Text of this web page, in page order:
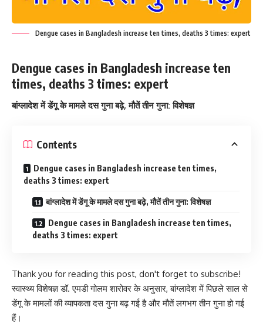
Dengue cases in Bangladesh increase ten times, deaths 3 times: expert
Dengue cases in Bangladesh increase ten
times, deaths 3 times: expert
बांग्लादेश में डेंगू के मामले दस गुना बढ़े, मौतें तीन गुना: विशेषज्ञ
Contents
Dengue cases in Bangladesh increase ten times,
deaths 3 times: expert
बांग्लादेश में डेंगू के मामले दस गुना बढ़े, मौतें तीन गुना: विशेषज्ञ
Dengue cases in Bangladesh increase ten times,
deaths 3 times: expert
Thank you for reading this post, don't forget to subscribe!
स्वास्थ्य विशेषज्ञ डॉ. एमडी गोलम शारोवर के अनुसार, बांग्लादेश में पिछले साल से
डेंगू के मामलों की व्यापकता दस गुना बढ़ गई है और मौतें लगभग तीन गुना हो गई
हैं।